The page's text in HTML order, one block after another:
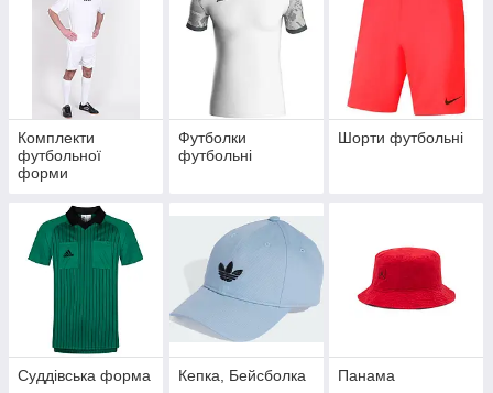
Комплекти
футбольної
форми
Футболки
футбольні
Шорти футбольні
Суддівська форма Кепка, Бейсболка Панама